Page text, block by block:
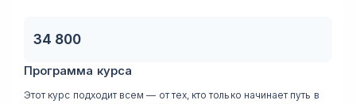
34 800
Программа курса
Этот курс подходит всем — от тех, кто только начинает путь в